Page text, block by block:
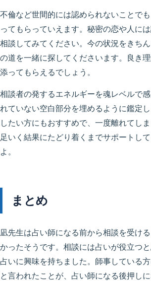
不倫など世間的には認められないことで
ってもらっていえます。秘密の恋や人に
相談してみてください。今の状況をきち
の道を一緒に探してくださいます。良き
添ってもらえるでしょう。
相談者の発するエネルギーを魂レベルで
れていない空白部分を埋めるように鑑定
したい方にもおすすめで、一度離れてし
足いく結果にたどり着くまでサポートし
よ。
まとめ
凪先生は占い師になる前から相談を受け
かったそうです。相談には占いが役立つ
占いに興味を持ちました。師事している
と言われたことが、占い師になる後押し